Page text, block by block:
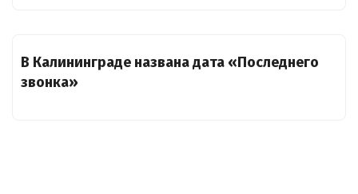
В Калининграде названа дата «Последнего
звонка»